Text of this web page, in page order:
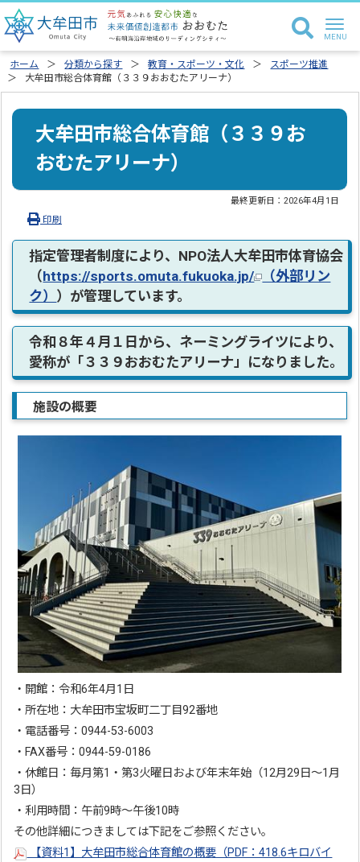
ホーム 分類から探す 教育・スポーツ・文化
スポーツ推進
大牟田市総合体育館（３３９おおむたアリーナ）
大牟田市総合体育館（３３９お
おむたアリーナ）
最終更新日：2026年4月1日
印刷
指定管理者制度により、NPO法人大牟田市体育協会
（https://sports.omuta.fukuoka.jp/
（外部リン
ク） ）が管理しています。
令和８年４月１日から、ネーミングライツにより、
愛称が「３３９おおむたアリーナ」になりました。
施設の概要
・開館：令和6年4月1日
・所在地：大牟田市宝坂町二丁目92番地
・電話番号：0944-53-6003
・FAX番号：0944-59-0186
・休館日：毎月第1・第3火曜日および年末年始（12月29日～1月
3日）
・利用時間：午前9時～午後10時
その他詳細につきましては下記をご参照ください。
【資料1】大牟田市総合体育館の概要（PDF：418.6キロバイ